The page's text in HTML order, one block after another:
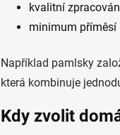
kvalitní
minimum příměsí
Například pamlsky
která kombinuje
Kdy zvolit